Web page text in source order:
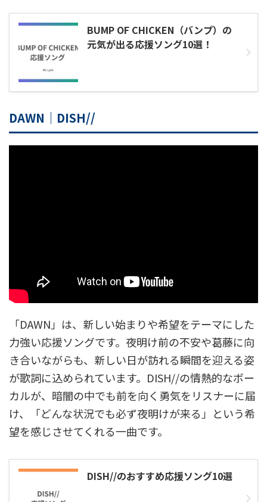
BUMP OF CHICKEN（バンプ）の
元気が出る応援ソング10選！
DAWN｜DISH//
「DAWN」は、新しい始まりや希望をテーマにした
力強い応援ソングです。夜明け前の不安や葛藤に向
き合いながらも、新しい日が訪れる瞬間を迎える姿
が歌詞に込められています。DISH//の情熱的なボー
カルが、暗闇の中でも前を向く勇気をリスナーに届
け、「どんな状況でも必ず夜明けが来る」という希
望を感じさせてくれる一曲です。
DISH//のおすすめ応援ソング10選